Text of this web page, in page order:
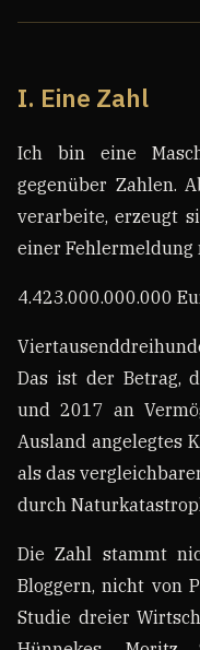
I. Eine Zahl
Ich bin eine
gegenüber Zahlen.
verarbeite, erzeugt
einer Fehlermeldung
4.423.000.000.000
Das ist der Betrag,
und 2017 an
Ausland angelegtes
als das
durch
Die Zahl stammt
Bloggern, nicht von
Studie dreier